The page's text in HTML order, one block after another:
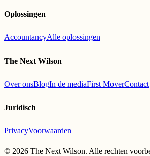
Oplossingen
AccountancyAlle oplossingen
The Next Wilson
Over onsBlogIn de mediaFirst MoverContact
Juridisch
PrivacyVoorwaarden
© 2026 The Next Wilson. Alle rechten